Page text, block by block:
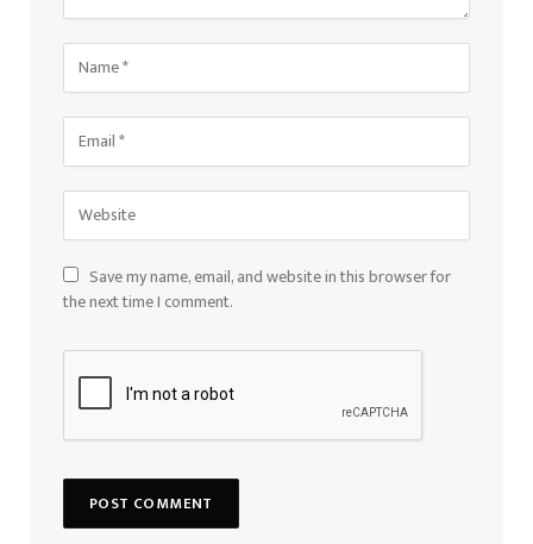
Save my name, email, and website in this browser for
the next time I comment.